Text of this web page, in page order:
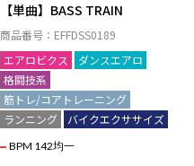
【単曲】BASS TRAIN
商品番号：EFFDSS0189
エアロビクス
ダンスエアロ
格闘技系
筋トレ/コアトレーニング
ランニング
バイクエクササイズ
BPM 142均一